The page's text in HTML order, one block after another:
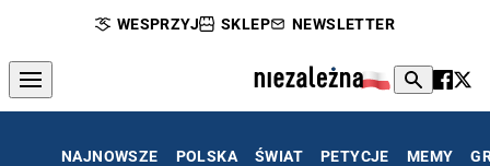
WESPRZYJ SKLEP NEWSLETTER
NAJNOWSZE POLSKA ŚWIAT PETYCJE MEMY